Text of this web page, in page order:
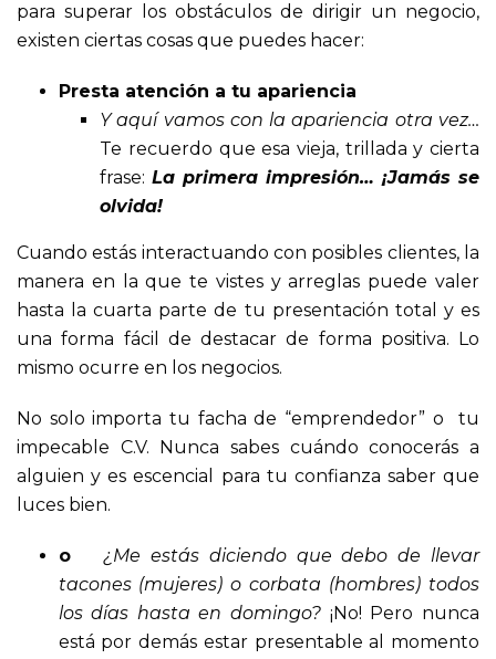
para superar los obstáculos de dirigir un negocio,
existen ciertas cosas que puedes hacer:
Presta atención a tu apariencia
Y aquí vamos con la apariencia otra vez…
Te recuerdo que esa vieja, trillada y cierta
frase:La primera impresión… ¡Jamás se
olvida!
Cuando estás interactuando con posibles clientes, la
manera en la que te vistes y arreglas puede valer
hasta la cuarta parte de tu presentación total y es
una forma fácil de destacar de forma positiva. Lo
mismo ocurre en los negocios.
No solo importa tu facha de “emprendedor” o tu
impecable C.V. Nunca sabes cuándo conocerás a
alguien y es escencial para tu confianza saber que
luces bien.
o¿Me estás diciendo que debo de llevar
tacones (mujeres) o corbata (hombres) todos
los días hasta en domingo? ¡No! Pero nunca
está por demás estar presentable al momento